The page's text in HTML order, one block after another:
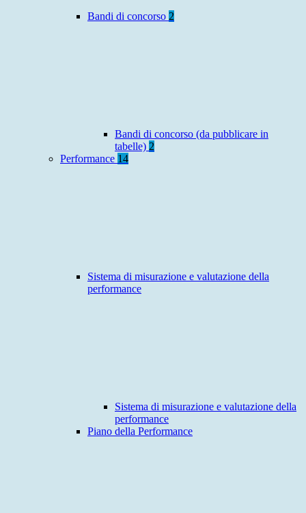
Bandi di concorso 2
Bandi di concorso (da pubblicare in
tabelle) 2
Performance 14
Sistema di misurazione e valutazione della
performance
Sistema di misurazione e valutazione della
performance
Piano della Performance